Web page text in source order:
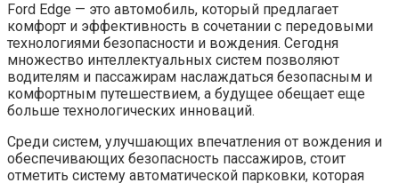
Ford Edge — это автомобиль, который предлагает
комфорт и эффективность в сочетании с передовыми
технологиями безопасности и вождения. Сегодня
множество интеллектуальных систем позволяют
водителям и пассажирам наслаждаться безопасным и
комфортным путешествием, а будущее обещает еще
больше технологических инноваций.
Среди систем, улучшающих впечатления от вождения и
обеспечивающих безопасность пассажиров, стоит
отметить систему автоматической парковки, которая